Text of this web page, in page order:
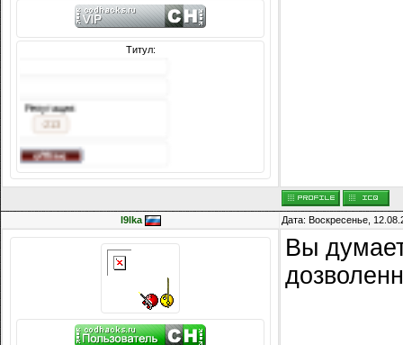
Титул:
l9lka Дата: Воскресенье,
Вы